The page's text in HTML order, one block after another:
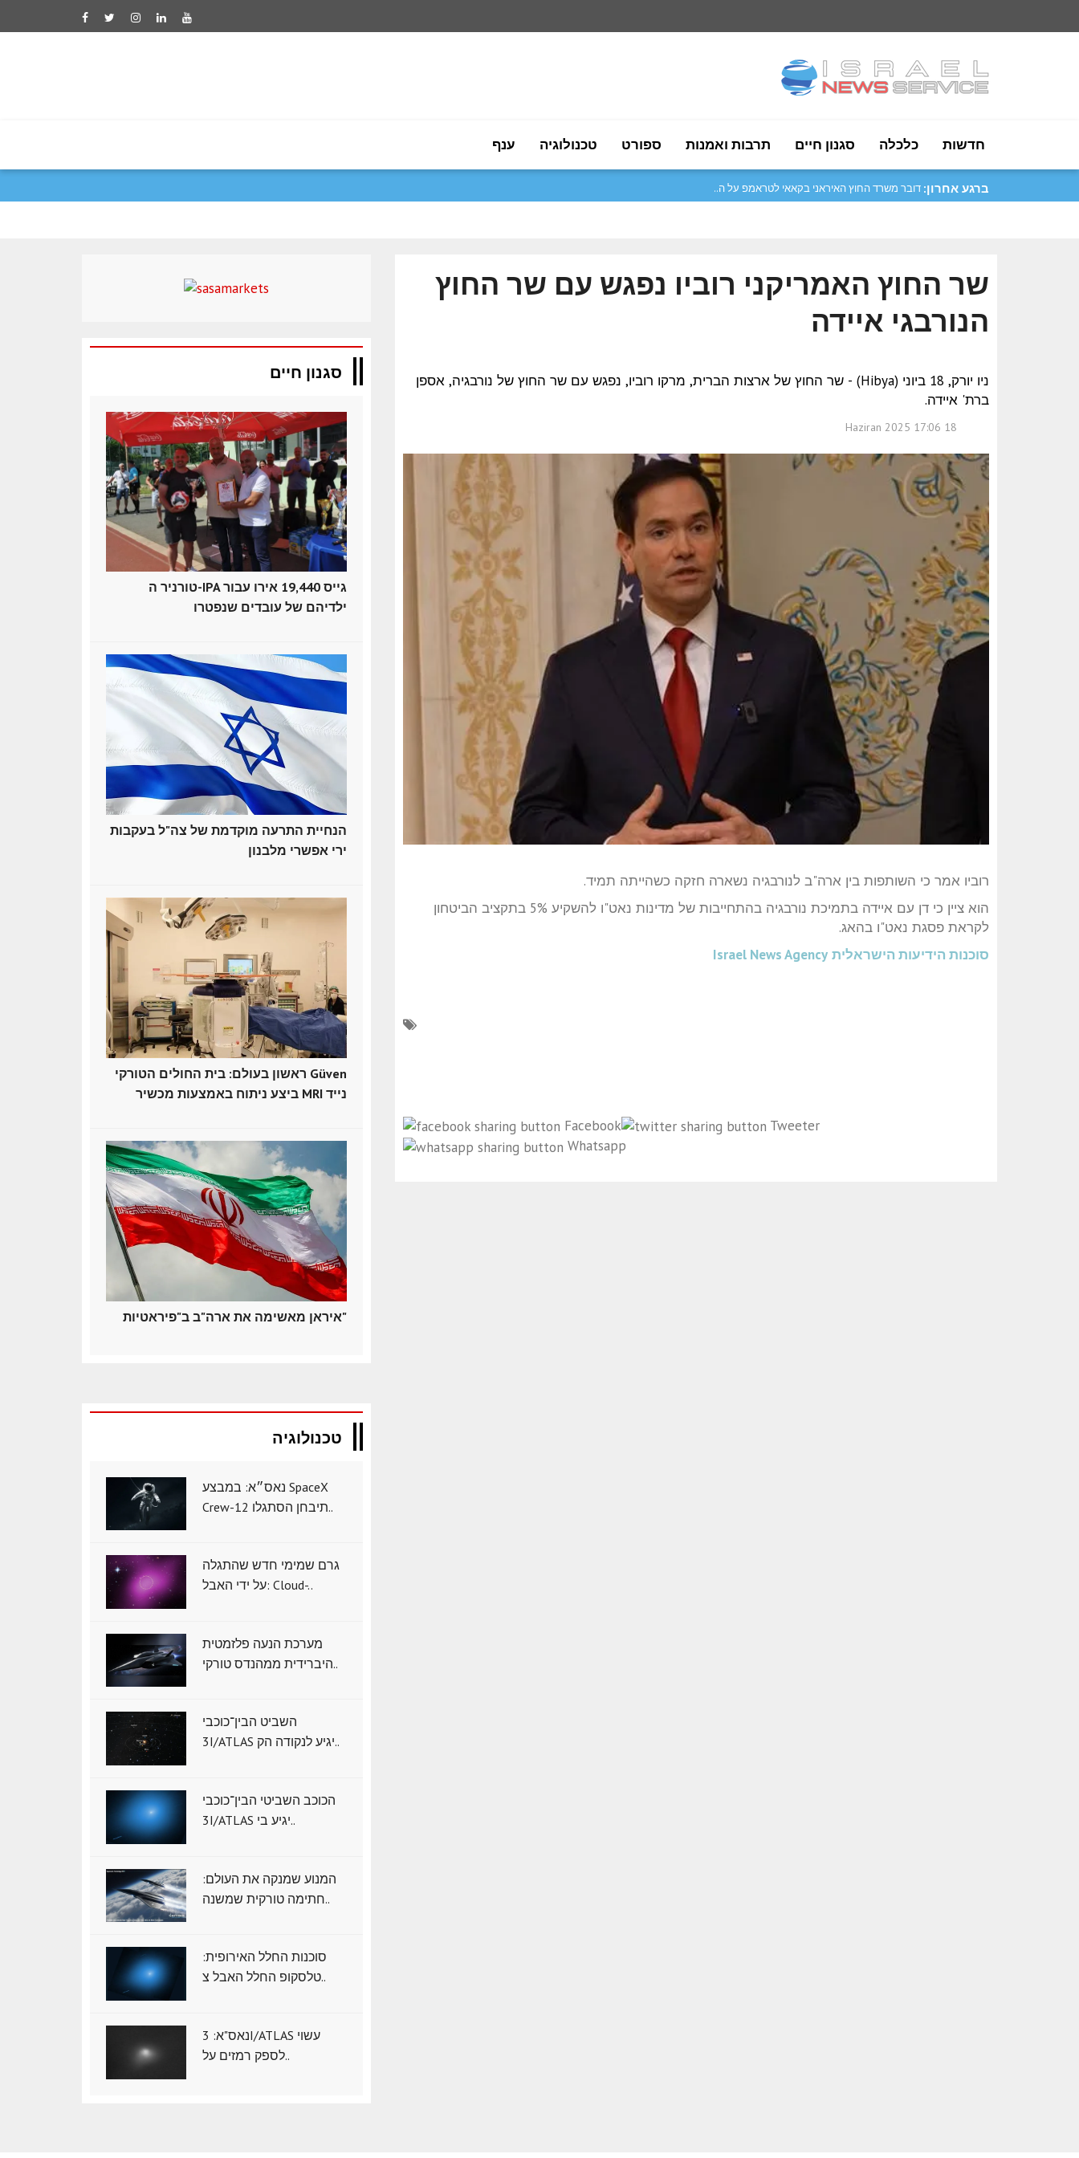
ענף טכנולוגיה ספורט תרבות ואמנות סגנון חיים כלכלה חדשות
ברגע אחרון: סער: נמשיך לחזק את היחסים עם ארגנטינה..
שר החוץ האמריקני רוביו נפגש עם שר החוץ
הנורבגי איידה
ניו יורק, 18 ביוני (Hibya) - שר החוץ של ארצות הברית, מרקו רוביו, נפגש עם שר החוץ של נורבגיה, אספן
ברת' איידה.
18 Haziran 2025 17:06
רוביו אמר כי השותפות בין ארה"ב לנורבגיה נשארה חזקה כשהייתה תמיד.
הוא ציין כי דן עם איידה בתמיכת נורבגיה בהתחייבות של מדינות נאט"ו להשקיע 5% בתקציב הביטחון
לקראת פסגת נאט"ו בהאג.
סוכנות הידיעות הישראלית Israel News Agency
Facebook
Tweeter
Whatsapp
סגנון חיים
טורניר ה-IPA גייס 19,440 אירו עבור
ילדיהם של עובדים שנפטרו
הנחיית התרעה מוקדמת של צה"ל בעקבות
ירי אפשרי מלבנון
ראשון בעולם: בית החולים הטורקי Güven
ביצע ניתוח באמצעות מכשיר MRI נייד
איראן מאשימה את ארה"ב ב"פיראטיות"
טכנולוגיה
נאס״א: במבצע SpaceX
Crew-12 תיבחן הסתגלו..
גרם שמימי חדש שהתגלה
על ידי האבל: Cloud-..
מערכת הנעה פלזמטית
היברידית ממהנדס טורקי..
השביט הבין־כוכבי
3I/ATLAS יגיע לנקודה הק..
הכוכב השביטי הבין־כוכבי
3I/ATLAS יגיע בי..
המנוע שמנקה את העולם:
חתימה טורקית שמשנה..
סוכנות החלל האירופית:
טלסקופ החלל האבל צ..
נאס"א: ‏3I/ATLAS עשוי
לספק רמזים על..